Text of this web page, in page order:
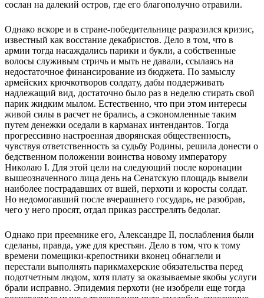
сослан на далекий остров, где его благополучно отравили.
Однако вскоре и в стране-победительнице разразился кризис,
известный как восстание декабристов. Дело в том, что в
армии тогда насаждались парики и букли, а собственные
волосы служивым стричь и мыть не давали, ссылаясь на
недостаточное финансирование из бюджета. По замыслу
армейских крючкотворов солдату, дабы поддерживать
надлежащий вид, достаточно было раз в неделю стирать свой
парик жидким мылом. Естественно, что при этом интересы
живой силы в расчет не брались, а сэкономленные таким
путем денежки оседали в карманах интендантов. Тогда
прогрессивно настроенная дворянская общественность,
чувствуя ответственность за судьбу Родины, решила донести о
бедственном положении воинства новому императору
Николаю I. Для этой цели на следующий после коронации
вышеозначенного лица день на Сенатскую площадь вывели
наиболее пострадавших от вшей, перхоти и коросты солдат.
Но недомогавший после вчерашнего государь, не разобрав,
чего у него просят, отдал приказ расстрелять бедолаг.
Однако при преемнике его, Александре II, послабления были
сделаны, правда, уже для крестьян. Дело в том, что к тому
времени помещики-крепостники вконец обнаглели и
перестали выполнять парикмахерские обязательства перед
подотчетным людом, хотя плату за оказываемые якобы услуги
брали исправно. Эпидемия перхоти (не изобрели еще тогда